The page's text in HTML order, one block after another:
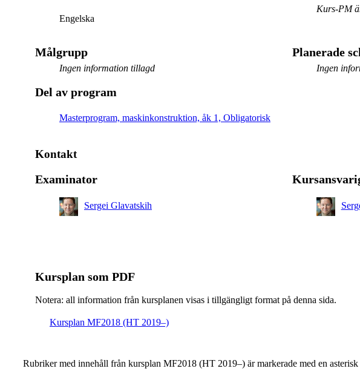
Engelska
Kurs-PM
Målgrupp
Ingen information tillagd
Planerade
Ingen
Del av program
Masterprogram, maskinkonstruktion, åk 1, Obligatorisk
Kontakt
Examinator
Sergei Glavatskih
Kursplan som PDF
Notera: all information från kursplanen visas i tillgängligt format på denna sida.
Kursplan MF2018 (HT 2019–)
Rubriker med innehåll från kursplan MF2018 (HT 2019–) är markerade med en asterisk